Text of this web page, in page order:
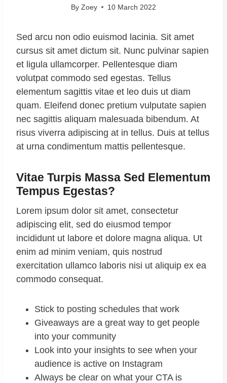
By Zoey 10 March 2022
Sed arcu non odio euismod lacinia. Sit amet
cursus sit amet dictum sit. Nunc pulvinar sapien
et ligula ullamcorper. Pellentesque diam
volutpat commodo sed egestas. Tellus
elementum sagittis vitae et leo duis ut diam
quam. Eleifend donec pretium vulputate sapien
nec sagittis aliquam malesuada bibendum. At
risus viverra adipiscing at in tellus. Duis at tellus
at urna condimentum mattis pellentesque.
Vitae Turpis Massa Sed Elementum
Tempus Egestas?
Lorem ipsum dolor sit amet, consectetur
adipiscing elit, sed do eiusmod tempor
incididunt ut labore et dolore magna aliqua. Ut
enim ad minim veniam, quis nostrud
exercitation ullamco laboris nisi ut aliquip ex ea
commodo consequat.
Stick to posting schedules that work
Giveaways are a great way to get people
into your community
Look into your insights to see when your
audience is active on Instagram
Always be clear on what your CTA is